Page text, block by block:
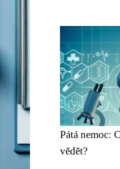
Pátá nemoc:
vědět?